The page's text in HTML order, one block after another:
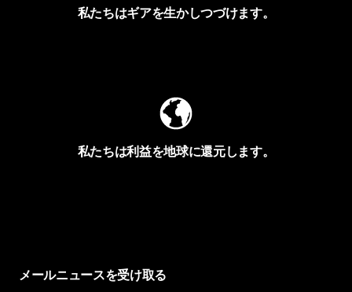
私たちはギアを生かしつづけます。
私たちは利益を地球に還元します。
メールニュースを受け取る